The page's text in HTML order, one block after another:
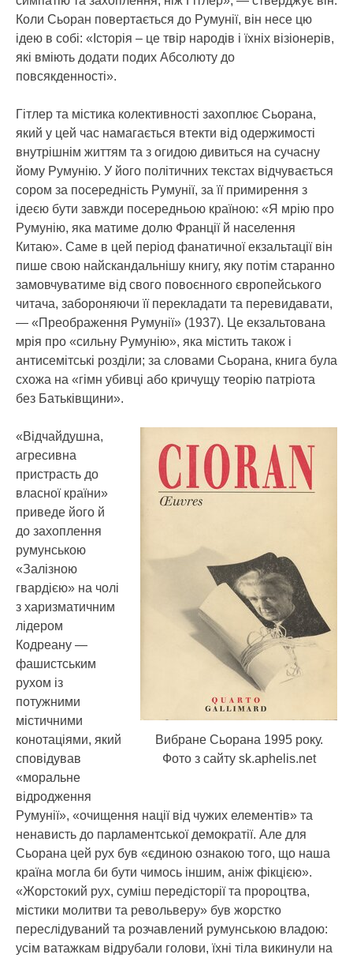
Коли Сьоран повертається до Румунії, він несе цю
ідею в собі: «Історія – це твір народів і їхніх візіонерів,
які вміють додати подих Абсолюту до
повсякденності».
Гітлер та містика колективності захоплює Сьорана,
який у цей час намагається втекти від одержимості
внутрішнім життям та з огидою дивиться на сучасну
йому Румунію. У його політичних текстах відчувається
сором за посередність Румунії, за її примирення з
ідеєю бути завжди посередньою країною: «Я мрію про
Румунію, яка матиме долю Франції й населення
Китаю». Саме в цей період фанатичної екзальтації він
пише свою найскандальнішу книгу, яку потім старанно
замовчуватиме від свого повоєнного європейського
читача, забороняючи її перекладати та перевидавати,
— «Преображення Румунії» (1937). Це екзальтована
мрія про «сильну Румунію», яка містить також і
антисемітські розділи; за словами Сьорана, книга була
схожа на «гімн убивці або кричущу теорію патріота
без Батьківщини».
Вибране Сьорана 1995 року.
Фото з сайту sk.aphelis.net
«Відчайдушна,
агресивна
пристрасть до
власної країни»
приведе його й
до захоплення
румунською
«Залізною
гвардією» на чолі
з харизматичним
лідером
Кодреану —
фашистським
рухом із
потужними
містичними
конотаціями, який
сповідував
«моральне
відродження
Румунії», «очищення нації від чужих елементів» та
ненависть до парламентської демократії. Але для
Сьорана цей рух був «єдиною ознакою того, що наша
країна могла би бути чимось іншим, аніж фікцією».
«Жорстокий рух, суміш передісторії та пророцтва,
містики молитви та револьверу» був жорстко
переслідуваний та розчавлений румунською владою:
усім ватажкам відрубали голови, їхні тіла викинули на